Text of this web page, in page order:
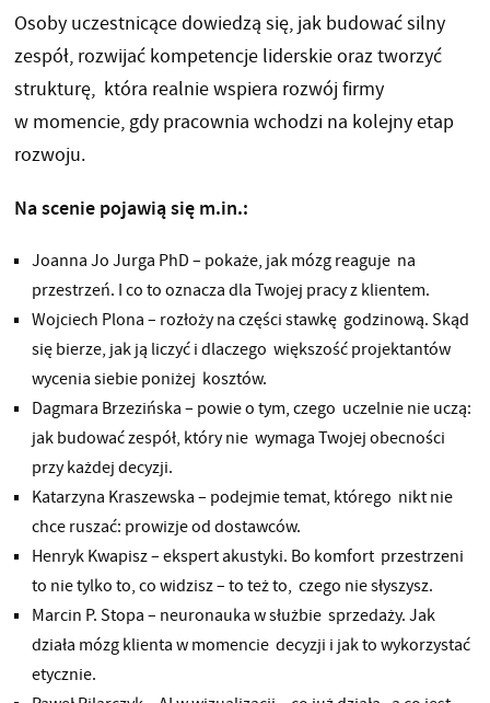
Osoby uczestnicące dowiedzą się, jak budować silny
zespół, rozwijać kompetencje liderskie oraz tworzyć
strukturę, która realnie wspiera rozwój firmy
w momencie, gdy pracownia wchodzi na kolejny etap
rozwoju.
Na scenie pojawią się m.in.:
Joanna Jo Jurga PhD – pokaże, jak mózg reaguje na
przestrzeń. I co to oznacza dla Twojej pracy z klientem.
Wojciech Plona – rozłoży na części stawkę godzinową. Skąd
się bierze, jak ją liczyć i dlaczego większość projektantów
wycenia siebie poniżej kosztów.
Dagmara Brzezińska – powie o tym, czego uczelnie nie uczą:
jak budować zespół, który nie wymaga Twojej obecności
przy każdej decyzji.
Katarzyna Kraszewska – podejmie temat, którego nikt nie
chce ruszać: prowizje od dostawców.
Henryk Kwapisz – ekspert akustyki. Bo komfort przestrzeni
to nie tylko to, co widzisz – to też to, czego nie słyszysz.
Marcin P. Stopa – neuronauka w służbie sprzedaży. Jak
działa mózg klienta w momencie decyzji i jak to wykorzystać
etycznie.